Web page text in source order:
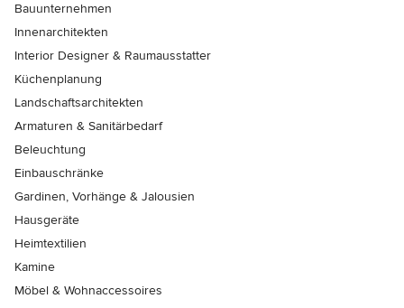
Bauunternehmen
Innenarchitekten
Interior Designer & Raumausstatter
Küchenplanung
Landschaftsarchitekten
Armaturen & Sanitärbedarf
Beleuchtung
Einbauschränke
Gardinen, Vorhänge & Jalousien
Hausgeräte
Heimtextilien
Kamine
Möbel & Wohnaccessoires